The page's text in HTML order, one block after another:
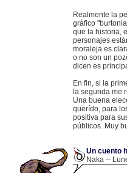
Realmente la
gráfico
que la historia,
personajes
moraleja es
o no son un
dicen es
En fin, si la
la segunda me
Una buena
querído, para
positiva para
públicos. Muy
Un cuento
Naka --